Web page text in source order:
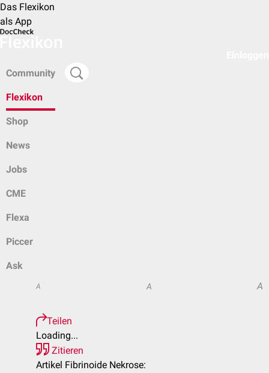
Das Flexikon
als App
Community
Flexikon
Shop
News
Jobs
CME
Flexa
Piccer
Ask
A A A
Teilen
Loading...
Zitieren
Artikel Fibrinoide Nekrose: